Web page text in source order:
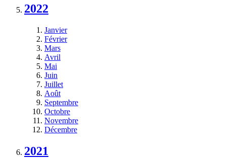
2022
Janvier
Février
Mars
Avril
Mai
Juin
Juillet
Août
Septembre
Octobre
Novembre
Décembre
2021